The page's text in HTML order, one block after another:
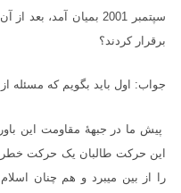
سپتمبر 2001 بمیان
برقرار کردند؟
جواب: اول باید بگویم که مسئله
پیش ما در جبهۀ مقاومت این
این حرکت طالبان یک حرکت
را از بین میبرد و هم چنان